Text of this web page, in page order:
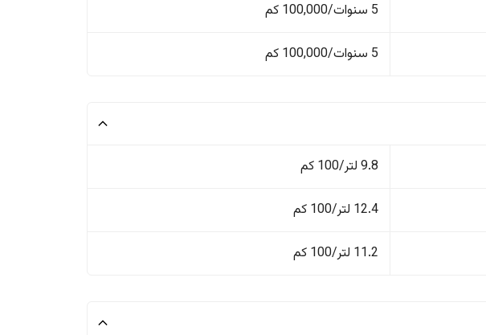
5 سنوات/100,000 كم
5 سنوات/100,000 كم
9.8 لتر/100 كم
12.4 لتر/100 كم
11.2 لتر/100 كم